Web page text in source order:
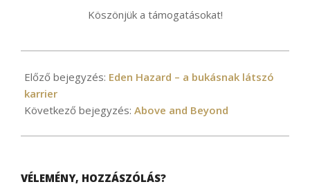
Köszönjük a támogatásokat!
03-
25
Előző bejegyzés: Eden Hazard – a bukásnak látszó
karrier
Következő bejegyzés: Above and Beyond
VÉLEMÉNY, HOZZÁSZÓLÁS?